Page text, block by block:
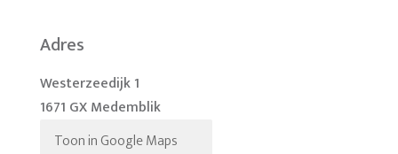
Adres
Westerzeedijk 1
1671 GX Medemblik
Toon in Google Maps